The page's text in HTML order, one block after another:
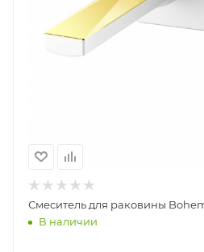
Смеситель для раковины
В наличии